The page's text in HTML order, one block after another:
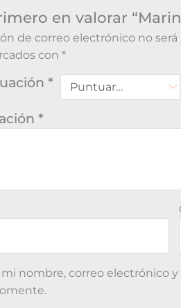
en valorar
de correo electrónico no será
con*
*
*
mi nombre, correo electrónico